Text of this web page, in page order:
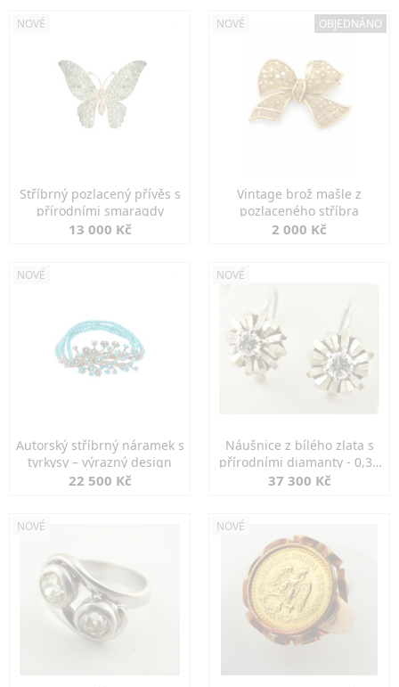
NOVÉ
Stříbrný pozlacený přívěs s
přírodními smaragdy
13 000 Kč
NOVÉ OBJEDNÁNO
Vintage brož mašle z
pozlaceného stříbra
2 000 Kč
NOVÉ
Autorský stříbrný náramek s
tyrkysy – výrazný design
22 500 Kč
NOVÉ
Náušnice z bílého zlata s
přírodními diamanty - 0,30
ct
37 300 Kč
NOVÉ NOVÉ